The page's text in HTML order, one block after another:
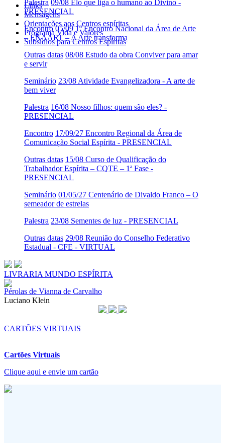
Links
Mensagens
Orientações aos Centros espíritas
Programa Vida e Valores
Subsídios para Centros Espíritas
Palestra 09/08 Elo que liga o humano ao Divino -
PRESENCIAL
Encontro 05/09 1º Encontro Nacional da Área de Arte
– ENAART – A Arte transforma
Outras datas 08/08 Estudo da obra Conviver para amar
e servir
Seminário 23/08 Atividade Evangelizadora - A arte de
bem viver
Palestra 16/08 Nosso filhos: quem são eles? -
PRESENCIAL
Encontro 17/09/27 Encontro Regional da Área de
Comunicação Social Espírita - PRESENCIAL
Outras datas 15/08 Curso de Qualificação do
Trabalhador Espírita – CQTE – 1ª Fase -
PRESENCIAL
Seminário 01/05/27 Centenário de Divaldo Franco – O
semeador de estrelas
Palestra 23/08 Sementes de luz - PRESENCIAL
Outras datas 29/08 Reunião do Conselho Federativo
Estadual - CFE - VIRTUAL
LIVRARIA MUNDO ESPÍRITA
Pérolas de Vianna de Carvalho
Luciano Klein
CARTÕES VIRTUAIS
Cartões Virtuais
Clique aqui e envie um cartão